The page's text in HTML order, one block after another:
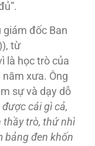
giám đốc Ban
từ
là học trò của
xưa. Ông
sự và dạy dỗ
cái gì cả,
thầy trò, thứ nhì
bảng đen khốn